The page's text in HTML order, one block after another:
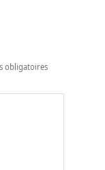
obligatoires